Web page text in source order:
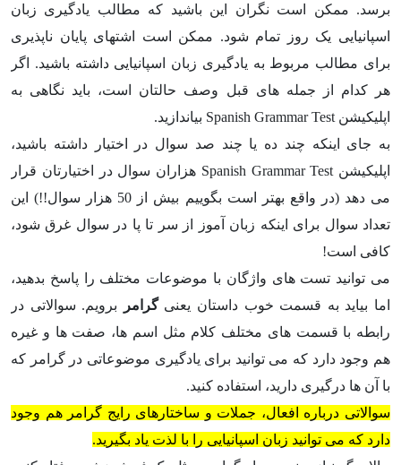
برسد. ممکن است نگران این باشید که مطالب یادگیری زبان
اسپانیایی یک روز تمام شود. ممکن است اشتهای پایان ناپذیری
برای مطالب مربوط به یادگیری زبان اسپانیایی داشته باشید. اگر
هر کدام از جمله های قبل وصف حالتان است، باید نگاهی به
اپلیکیشن Spanish Grammar Test بیاندازید.
به جای اینکه چند ده یا چند صد سوال در اختیار داشته باشید،
اپلیکیشن Spanish Grammar Test هزاران سوال در اختیارتان قرار
می دهد (در واقع بهتر است بگوییم بیش از 50 هزار سوال!!) این
تعداد سوال برای اینکه زبان آموز از سر تا پا در سوال غرق شود،
کافی است!
می توانید تست های واژگان با موضوعات مختلف را پاسخ بدهید،
اما بیاید به قسمت خوب داستان یعنیگرامر برویم. سوالاتی در
رابطه با قسمت های مختلف کلام مثل اسم ها، صفت ها و غیره
هم وجود دارد که می توانید برای یادگیری موضوعاتی در گرامر که
با آن ها درگیری دارید، استفاده کنید.
سوالاتی درباره افعال، جملات و ساختارهای رایج گرامر هم وجود
دارد که می توانید زبان اسپانیایی را با لذت یاد بگیرید.